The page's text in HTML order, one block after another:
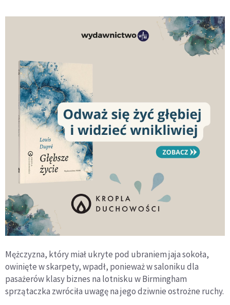
Mężczyzna, który miał ukryte pod ubraniem jaja sokoła,
owinięte w skarpety, wpadł, ponieważ w saloniku dla
pasażerów klasy biznes na lotnisku w Birmingham
sprzątaczka zwróciła uwagę na jego dziwnie ostrożne ruchy.